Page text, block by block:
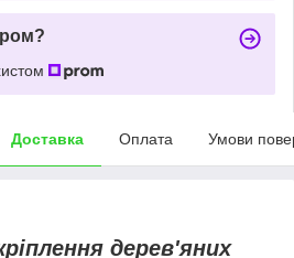
Доставка Оплата Умови
дерев'яних